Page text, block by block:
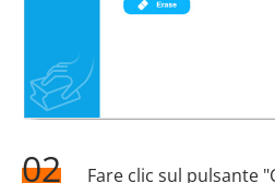
02
Fare clic sul pulsante